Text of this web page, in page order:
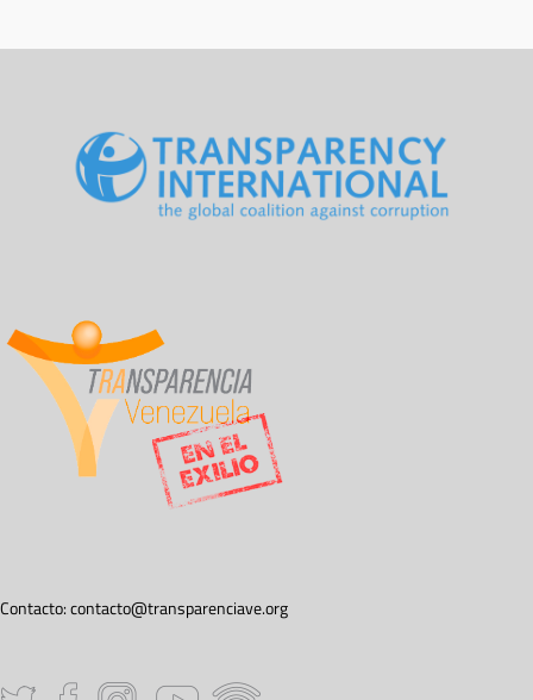
Contacto:contacto@transparenciave.org